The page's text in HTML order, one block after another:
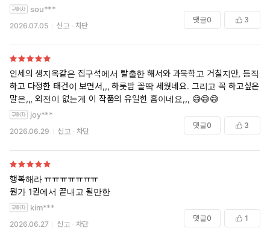
sou***
2026.07.05 신고 차단
댓글0 3
인세의 생지옥같은 집구석에서 탈출한 해서와 과묵학고 거칠지만, 듬직
하고 다정한 태건이 보면서,,, 하룻밤 꼴딱 세웠네요. 그리고 꼭 하고싶은
말은,,, 외전이 없는게 이 작품의 유일한 흠이네요,,, 😅😅😅
joy***
2026.06.29 신고 차단
댓글0 3
행복해라 ㅠㅠㅠㅠㅠㅠㅠ
뭔가 1권에서 끝내고 될만한
kim***
2026.06.27 신고 차단
댓글0 1